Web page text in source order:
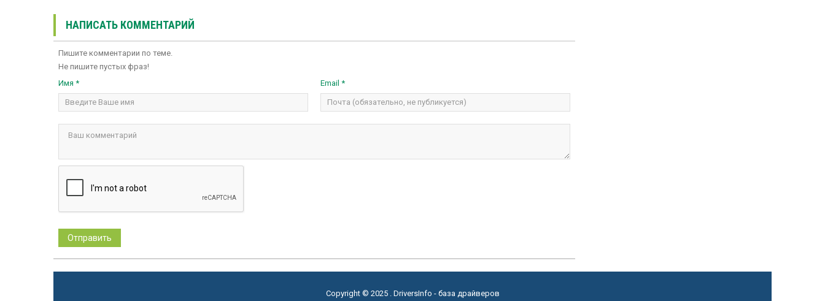
НАПИСАТЬ КОММЕНТАРИЙ
Пишите комментарии по теме.
Не пишите пустых фраз!
Имя *
Email *
Copyright © 2025 . DriversInfo - база драйверов